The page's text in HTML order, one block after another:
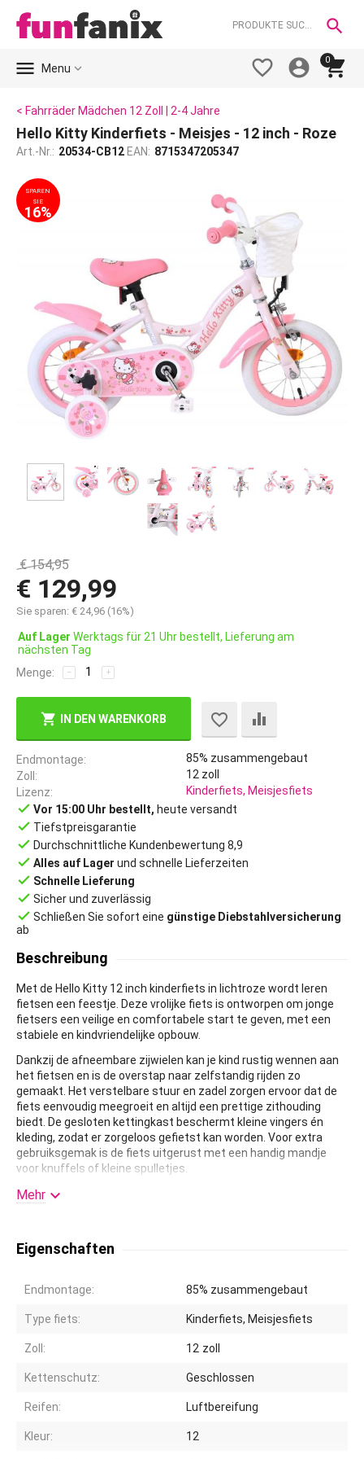

0



 Menu 
< Fahrräder Mädchen 12 Zoll | 2-4 Jahre
Hello Kitty Kinderfiets - Meisjes - 12 inch - Roze
Art.-Nr.: 20534-CB12 EAN: 8715347205347
SPAREN
SIE
16%
€154,95
€ 129,99
Sie sparen: € 24,96 (16%)
Auf Lager Werktags für 21 Uhr bestellt, Lieferung am
nächsten Tag
Menge:
+
−
IN DEN WARENKORB
Endmontage
85% zusammengebaut
Zoll
12 zoll
Lizenz
Kinderfiets, Meisjesfiets
done Vor 15:00 Uhr bestellt, heute versandt
done Tiefstpreisgarantie
done Durchschnittliche Kundenbewertung 8,9
done Alles auf Lager und schnelle Lieferzeiten
done Schnelle Lieferung
done Sicher und zuverlässig
done Schließen Sie sofort eine günstige Diebstahlversicherung
ab
Beschreibung
Met de Hello Kitty 12 inch kinderfiets in lichtroze wordt leren
fietsen een feestje. Deze vrolijke fiets is ontworpen om jonge
fietsers een veilige en comfortabele start te geven, met een
stabiele en kindvriendelijke opbouw.
Dankzij de afneembare zijwielen kan je kind rustig wennen aan
het fietsen en is de overstap naar zelfstandig rijden zo
gemaakt. Het verstelbare stuur en zadel zorgen ervoor dat de
fiets eenvoudig meegroeit en altijd een prettige zithouding
biedt. De gesloten kettingkast beschermt kleine vingers én
kleding, zodat er zorgeloos gefietst kan worden. Voor extra
gebruiksgemak is de fiets uitgerust met een handig mandje
voor knuffels of kleine spulletjes.
Ook aan zichtbaarheid is gedacht: met reflectoren in de wielen
waarmee elke rit veilig, comfortabel en vooral heel leuk wordt.
Mehr 
Eigenschaften
Endmontage: 85% zusammengebaut
Type fiets: Kinderfiets, Meisjesfiets
Zoll: 12 zoll
Kettenschutz: Geschlossen
Reifen: Luftbereifung
Kleur: 12